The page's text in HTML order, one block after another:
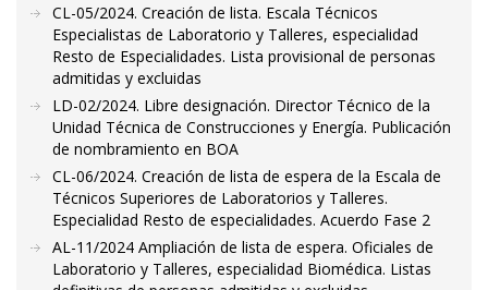
CL-05/2024. Creación de lista. Escala Técnicos
Especialistas de Laboratorio y Talleres, especialidad
Resto de Especialidades. Lista provisional de personas
admitidas y excluidas
LD-02/2024. Libre designación. Director Técnico de la
Unidad Técnica de Construcciones y Energía. Publicación
de nombramiento en BOA
CL-06/2024. Creación de lista de espera de la Escala de
Técnicos Superiores de Laboratorios y Talleres.
Especialidad Resto de especialidades. Acuerdo Fase 2
AL-11/2024 Ampliación de lista de espera. Oficiales de
Laboratorio y Talleres, especialidad Biomédica. Listas